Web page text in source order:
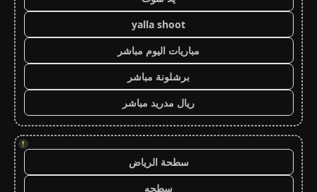
yalla shoot
مباريات اليوم مباشر
برشلونة مباشر
ريال مدريد مباشر
!
سطحة الرياض
سطحه